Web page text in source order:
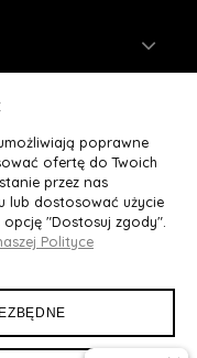
poprawne
ofertę do Twoich
przez nas
lub dostosować użycie
"Dostosuj zgody".
Polityce